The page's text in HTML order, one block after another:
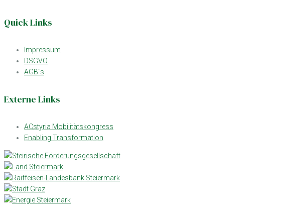
Quick Links
Impressum
DSGVO
AGB´s
Externe Links
ACstyria Mobilitätskongress
Enabling Transformation